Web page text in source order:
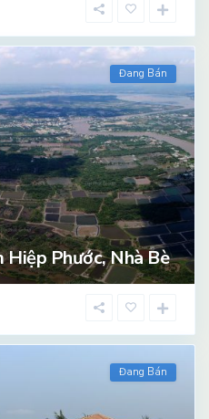
Đang Bán
Hiệp Phước, Nhà Bè
Đang Bán